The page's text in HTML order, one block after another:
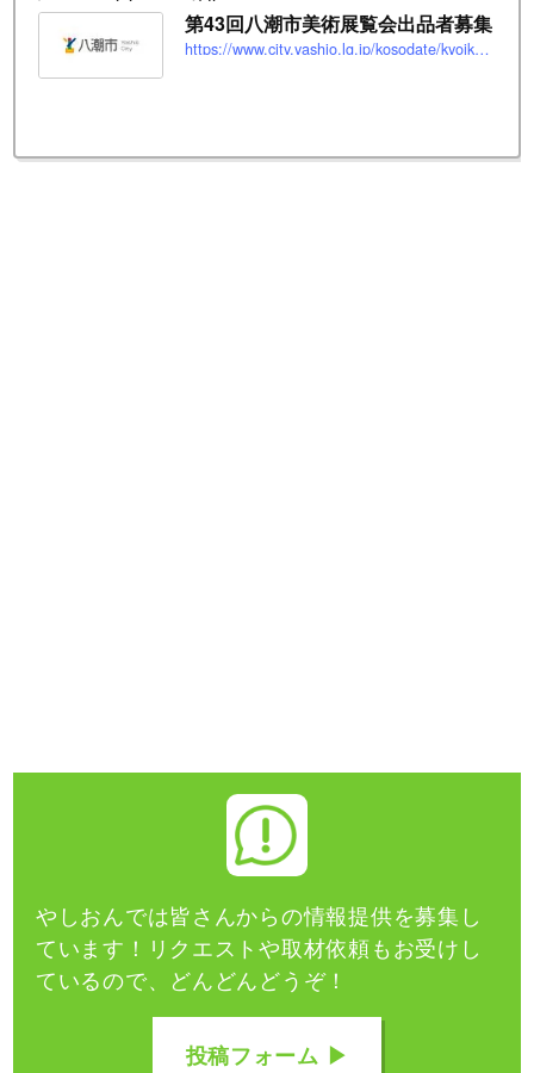
第43回八潮市美術展覧会出品者募集
https://www.city.yashio.lg.jp/kosodate/kyoiku/shakaikyoiku/kominkan/bunkakyokai/bijutsuten-moushikom.html
やしおんでは皆さんからの情報提供を募集し
ています！ リクエストや取材依頼もお受けし
ているので、どんどんどうぞ！
投稿フォーム ▶